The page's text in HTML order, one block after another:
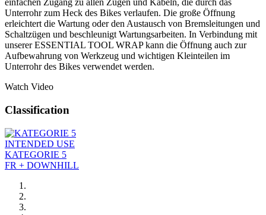
einfachen Zugang zu allen Zügen und Kabeln, die durch das
Unterrohr zum Heck des Bikes verlaufen. Die große Öffnung
erleichtert die Wartung oder den Austausch von Bremsleitungen und
Schaltzügen und beschleunigt Wartungsarbeiten. In Verbindung mit
unserer ESSENTIAL TOOL WRAP kann die Öffnung auch zur
Aufbewahrung von Werkzeug und wichtigen Kleinteilen im
Unterrohr des Bikes verwendet werden.
Watch Video
Classification
INTENDED USE
KATEGORIE 5
FR + DOWNHILL